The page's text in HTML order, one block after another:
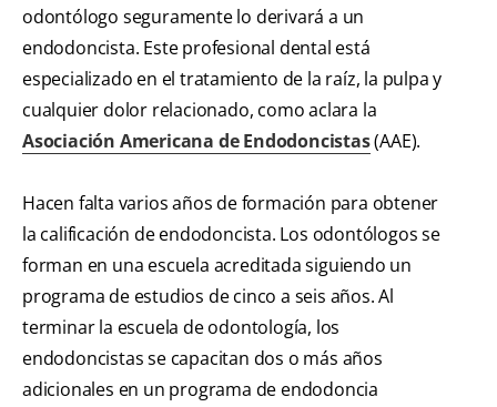
odontólogo seguramente lo derivará a un
endodoncista. Este profesional dental está
especializado en el tratamiento de la raíz, la pulpa y
cualquier dolor relacionado, como aclara la
Asociación Americana de Endodoncistas(AAE).
Hacen falta varios años de formación para obtener
la calificación de endodoncista. Los odontólogos se
forman en una escuela acreditada siguiendo un
programa de estudios de cinco a seis años. Al
terminar la escuela de odontología, los
endodoncistas se capacitan dos o más años
adicionales en un programa de endodoncia